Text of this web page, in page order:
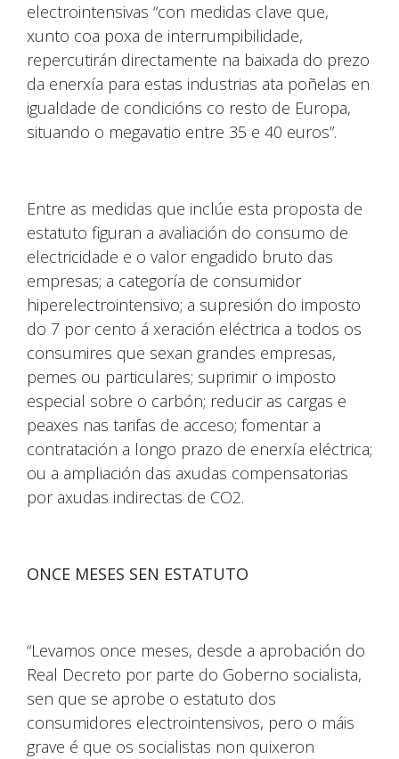
electrointensivas “con medidas clave que,
xunto coa poxa de interrumpibilidade,
repercutirán directamente na baixada do prezo
da enerxía para estas industrias ata poñelas en
igualdade de condicións co resto de Europa,
situando o megavatio entre 35 e 40 euros”.
Entre as medidas que inclúe esta proposta de
estatuto figuran a avaliación do consumo de
electricidade e o valor engadido bruto das
empresas; a categoría de consumidor
hiperelectrointensivo; a supresión do imposto
do 7 por cento á xeración eléctrica a todos os
consumires que sexan grandes empresas,
pemes ou particulares; suprimir o imposto
especial sobre o carbón; reducir as cargas e
peaxes nas tarifas de acceso; fomentar a
contratación a longo prazo de enerxía eléctrica;
ou a ampliación das axudas compensatorias
por axudas indirectas de CO2.
ONCE MESES SEN ESTATUTO
“Levamos once meses, desde a aprobación do
Real Decreto por parte do Goberno socialista,
sen que se aprobe o estatuto dos
consumidores electrointensivos, pero o máis
grave é que os socialistas non quixeron